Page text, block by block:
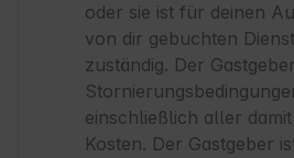
oder sie ist für deinen
von dir gebuchten
zuständig. Der
einschließlich aller
Kosten. Der Gastgeber